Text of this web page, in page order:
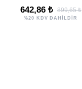
642,86 ₺ 899,65 ₺
%20 KDV DAHİLDİR